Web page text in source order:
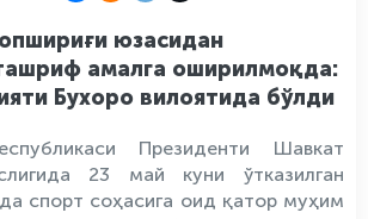
юзасидан
амалга оширилмоқда:
Бухоро вилоятида бўлди
Президенти Шавкат
23 май куни ўтказилган
спорт соҳасига оид қатор муҳим